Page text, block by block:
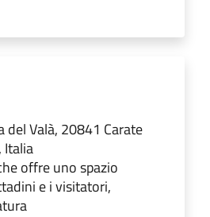
del Valà, 20841 Carate
Italia
offre uno spazio
e i visitatori,